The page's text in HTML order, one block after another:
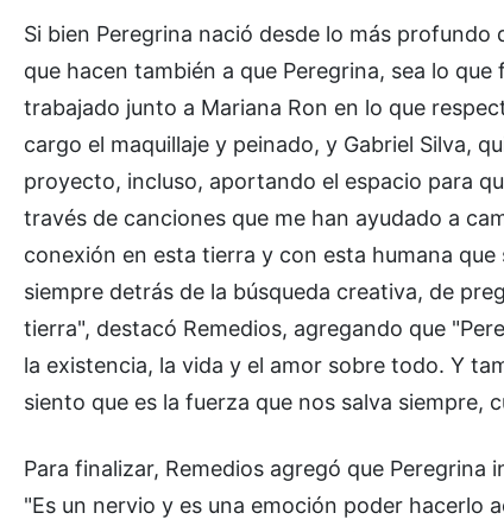
Si bien Peregrina nació desde lo más
que hacen también a que Peregrina, sea lo
trabajado junto a Mariana Ron en lo que
cargo el maquillaje y peinado, y Gabriel Silva,
proyecto, incluso, aportando el espacio para
través de canciones que me han ayudado a
conexión en esta tierra y con esta humana
siempre detrás de la búsqueda creativa, de
tierra", destacó Remedios, agregando que
la existencia, la vida y el amor sobre todo. Y
siento que es la fuerza que nos salva siempre,
Para finalizar, Remedios agregó que
"Es un nervio y es una emoción poder hacerlo